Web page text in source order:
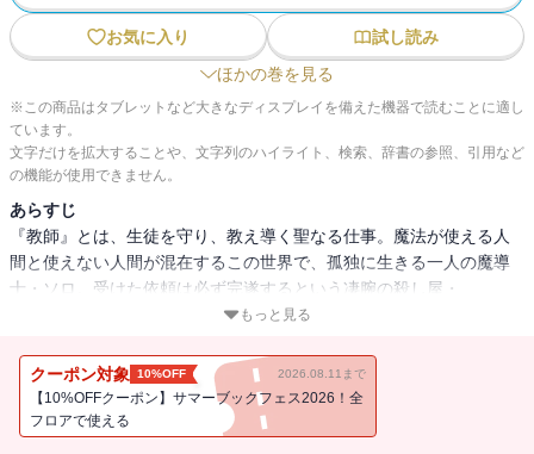
お気に入り
試し読み
ほかの巻を見る
※この商品はタブレットなど大きなディスプレイを備えた機器で読むことに適し
ています。
文字だけを拡大することや、文字列のハイライト、検索、辞書の参照、引用など
の機能が使用できません。
あらすじ
『教師』とは、生徒を守り、教え導く聖なる仕事。魔法が使える人
間と使えない人間が混在するこの世界で、孤独に生きる一人の魔導
士・ソロ。受けた依頼は必ず完遂するという凄腕の殺し屋・
No.0（ナンバーゼロ）という異名も持つ彼は、とある任務の一件で
ったのは、学年の落ちこぼれが集まる２年Ｄ組。任務遂行のために
必死に教師を演じている最中、そこに転校生がやってきて事態は思
わぬ方向に・・・。偽りの教師で最強の暗殺者と、彼の“標”（ターゲ
もっと見る
クーポン対象 10%OFF 2026.08.11まで
【10%OFFクーポン】サマーブックフェス2026！全
フロアで使える